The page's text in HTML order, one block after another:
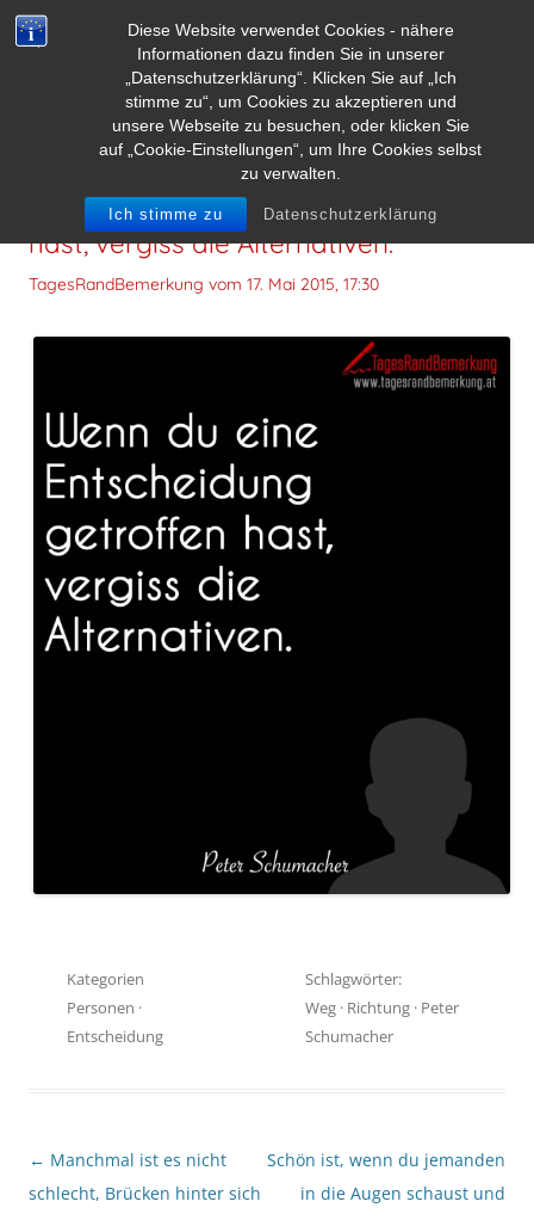
Diese Website verwendet Cookies - nähere
Informationen dazu finden Sie in unserer
„Datenschutzerklärung“. Klicken Sie auf „Ich
stimme zu“, um Cookies zu akzeptieren und
unsere Webseite zu besuchen, oder klicken Sie
auf „Cookie-Einstellungen“, um Ihre Cookies selbst
zu verwalten.
Ich stimme zu Datenschutzerklärung
Wenn du eine Entscheidung getroffen
hast, vergiss die Alternativen.
TagesRandBemerkung vom 17. Mai 2015, 17:30
Kategorien
Personen ·
Entscheidung
Schlagwörter:
Weg · Richtung · Peter
Schumacher
Beitragsnavigation
← Manchmal ist es nicht
schlecht, Brücken hinter sich
Schön ist, wenn du jemanden
in die Augen schaust und